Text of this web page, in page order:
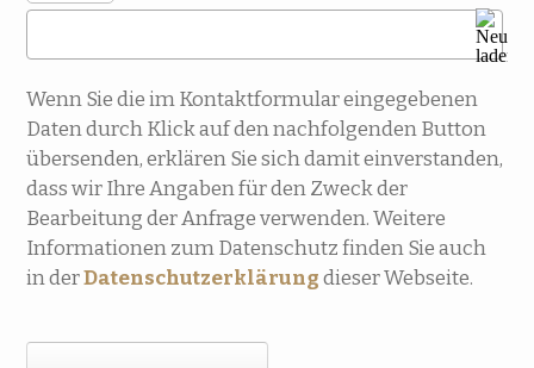
Wenn Sie die im Kontaktformular eingegebenen
Daten durch Klick auf den nachfolgenden Button
übersenden, erklären Sie sich damit einverstanden,
dass wir Ihre Angaben für den Zweck der
Bearbeitung der Anfrage verwenden. Weitere
Informationen zum Datenschutz finden Sie auch
in derDatenschutzerklärungdieser Webseite.